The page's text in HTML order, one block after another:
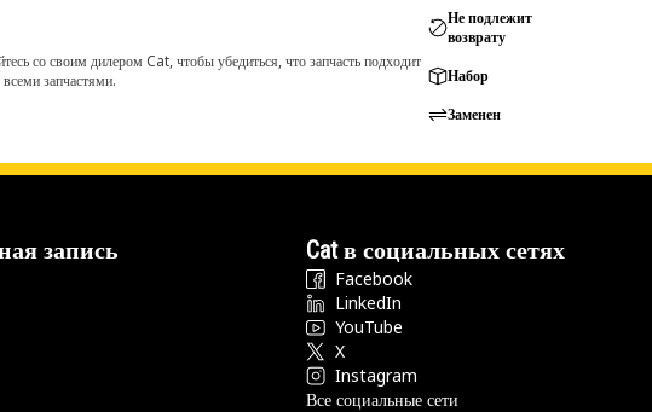
со своим дилером Cat, чтобы убедиться, что запчасть подходит
запчастями.
Не подлежит
возврату
Набор
Заменен
запись Cat в социальных сетях
Facebook
LinkedIn
YouTube
X
Instagram
Все социальные сети